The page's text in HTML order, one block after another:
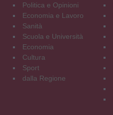
Politica e Opinioni
Economia e Lavoro
Sanità
Scuola e Università
Economia
Cultura
Sport
dalla Regione